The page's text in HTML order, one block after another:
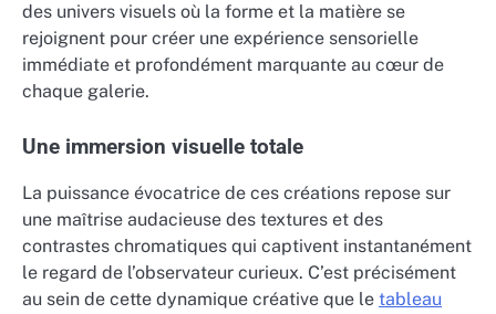
des univers visuels où la forme et la matière se
rejoignent pour créer une expérience sensorielle
immédiate et profondément marquante au cœur de
chaque galerie.
Une immersion visuelle totale
La puissance évocatrice de ces créations repose sur
une maîtrise audacieuse des textures et des
contrastes chromatiques qui captivent instantanément
le regard de l’observateur curieux. C’est précisément
au sein de cette dynamique créative que le tableau